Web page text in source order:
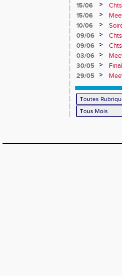
15/06
>
15/06
>
10/06
>
09/06
>
09/06
>
03/06
>
30/05
>
29/05
>